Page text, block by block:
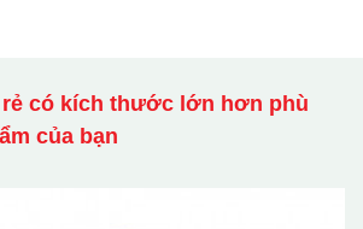
rẻ có kích thước lớn hơn phù
của bạn